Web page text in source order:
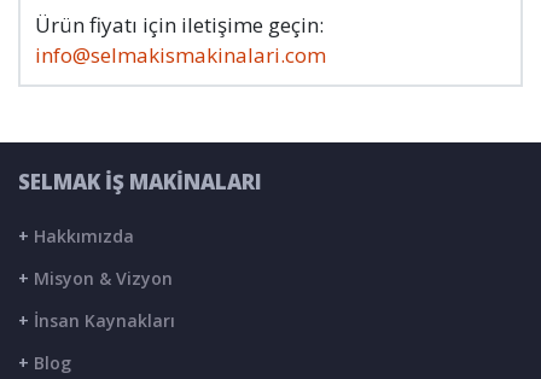
Ürün fiyatı için iletişime geçin:
info@selmakismakinalari.com
SELMAK İŞ MAKİNALARI
+ Hakkımızda
+ Misyon & Vizyon
+ İnsan Kaynakları
+ Blog